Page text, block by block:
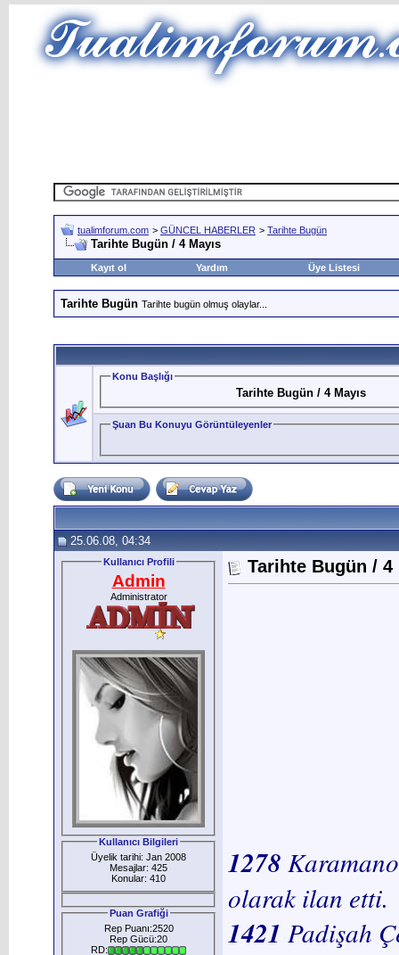
tualimforum.com > GÜNCEL HABERLER > Tarihte Bugün
Tarihte Bugün / 4 Mayıs
Kayıt ol Yardım Üye Listesi
Tarihte Bugün Tarihte bugün olmuş olaylar...
Konu Başlığı
Tarihte Bugün / 4 Mayıs
Şuan Bu Konuyu Görüntüleyenler
25.06.08, 04:34
Kullanıcı Profili
Admin
Administrator
Kullanıcı Bilgileri
Üyelik tarihi: Jan 2008
Mesajlar: 425
Konular: 410
Puan Grafiği
Rep Puanı:2520
Rep Gücü:20
RD:
Tarihte Bugün / 4
1278
olarak ilan etti.
1421 Padişah